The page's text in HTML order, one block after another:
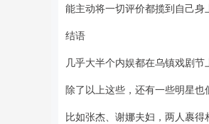
能主动将一切评价都揽到自己身
结语
几乎大半个内娱都在乌镇戏剧节
除了以上这些，还有一些明星也
比如张杰、谢娜夫妇，两人裹得